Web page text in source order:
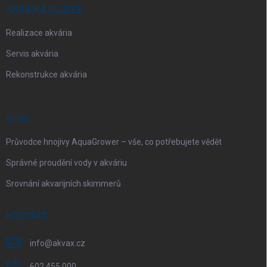
NABÍDKA SLUŽEB
Realizace akvária
Servis akvária
Rekonstrukce akvária
BLOG
Průvodce hnojivy AquaGrower – vše, co potřebujete vědět
Správné proudění vody v akváriu
Srovnání akvarijních skimmerů
KONTAKT
info@akvax.cz